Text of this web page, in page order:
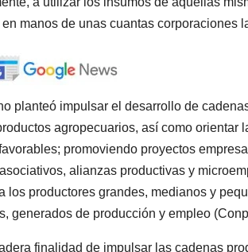
manos de unas cuantas corporaciones
planteó impulsar el desarrollo de
agropecuarios, así como orientar
promoviendo proyectos
alianzas productivas y
los productores grandes, medianos y
generados de producción y empleo
finalidad de impulsar las cadenas